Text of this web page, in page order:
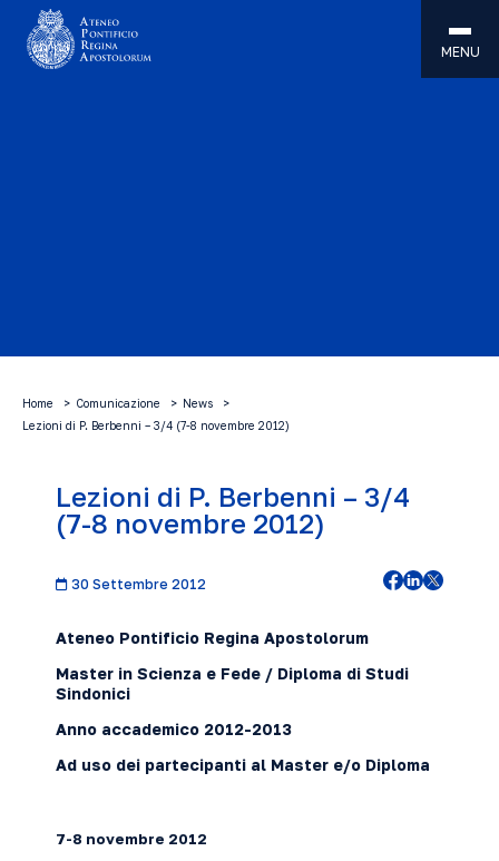
MENU
Home Comunicazione
News
Lezioni di P. Berbenni – 3/4 (7-8 novembre 2012)
Lezioni di P. Berbenni – 3/4
(7-8 novembre 2012)
30 Settembre 2012
Ateneo Pontificio Regina Apostolorum
Master in Scienza e Fede / Diploma di Studi
Sindonici
Anno accademico 2012-2013
Ad uso dei partecipanti al Master e/o Diploma
7-8 novembre 2012